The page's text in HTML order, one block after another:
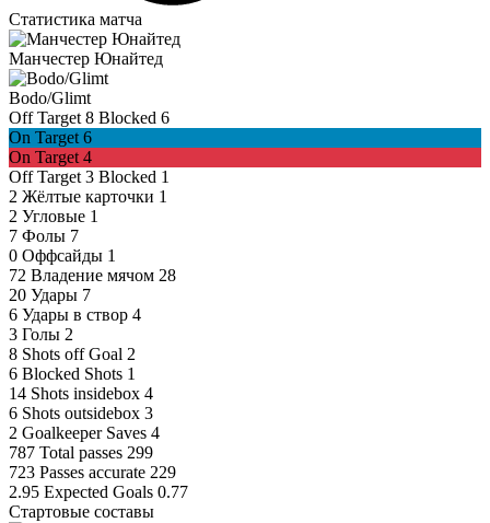
Статистика матча
Манчестер Юнайтед
Bodo/Glimt
Off Target 8 Blocked 6
On Target 6
On Target 4
Off Target 3 Blocked 1
2 Жёлтые карточки 1
2 Угловые 1
7 Фолы 7
0 Оффсайды 1
72 Владение мячом 28
20 Удары 7
6 Удары в створ 4
3 Голы 2
8 Shots off Goal 2
6 Blocked Shots 1
14 Shots insidebox 4
6 Shots outsidebox 3
2 Goalkeeper Saves 4
787 Total passes 299
723 Passes accurate 229
2.95 Expected Goals 0.77
Стартовые составы